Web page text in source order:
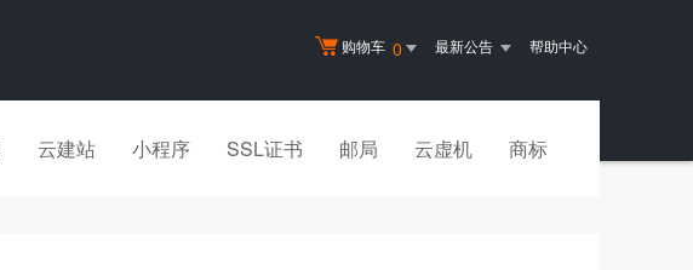
购物车 0 最新公告 帮助中心
云建站 小程序 SSL证书 邮局 云虚机 商标